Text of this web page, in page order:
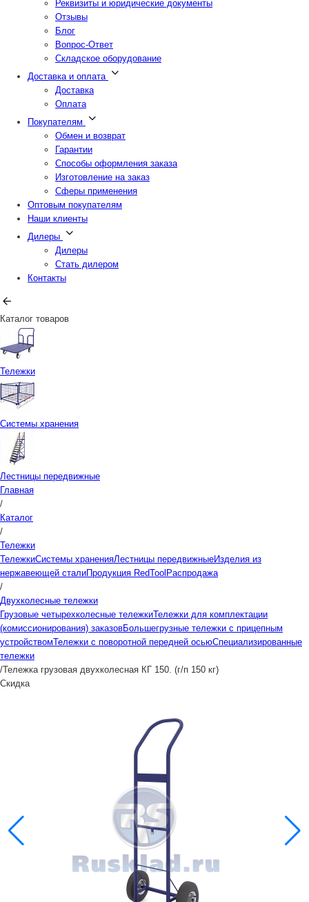
Реквизиты и юридические документы
Отзывы
Блог
Вопрос-Ответ
Складское оборудование
Доставка и оплата
Доставка
Оплата
Покупателям
Обмен и возврат
Гарантии
Способы оформления заказа
Изготовление на заказ
Сферы применения
Оптовым покупателям
Наши клиенты
Дилеры
Дилеры
Стать дилером
Контакты
Каталог товаров
Тележки
Системы хранения
Лестницы передвижные
Главная
/
Каталог
/
Тележки
ТележкиСистемы храненияЛестницы передвижныеИзделия из
нержавеющей сталиПродукция RedTool Распродажа
/
Двухколесные тележки
Грузовые четырехколесные тележкиТележки для комплектации
(комиссионирования) заказовБольшегрузные тележки с прицепным
устройствомТележки с поворотной передней осьюСпециализированные
тележки
/Тележка грузовая двухколесная КГ 150. (г/п 150 кг)
Скидка